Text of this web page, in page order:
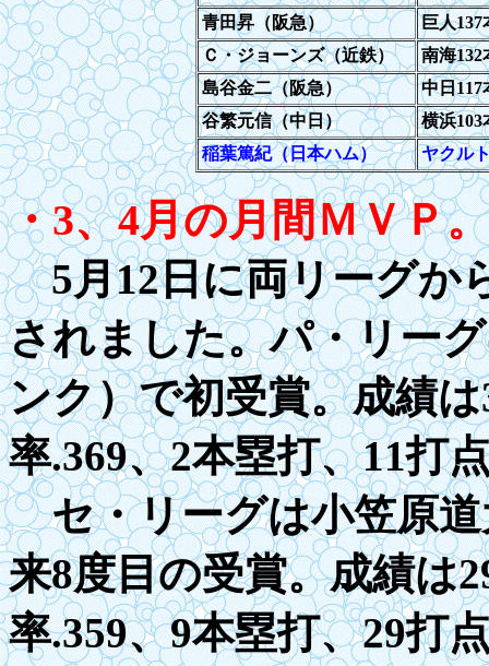
青田昇（阪急）
巨人137
Ｃ・ジョーンズ（近鉄）
南海132
島谷金二（阪急）
中日117
谷繁元信（中日）
横浜103
稲葉篤紀（日本ハム）
ヤクル
・3、4月の月間ＭＶＰ。
5月12日に両リーグか
されました。パ・リー
ンク）で初受賞。成績
率.369、2本塁打、11打
セ・リーグは小笠原道
来8度目の受賞。成績は2
率.359、9本塁打、29打